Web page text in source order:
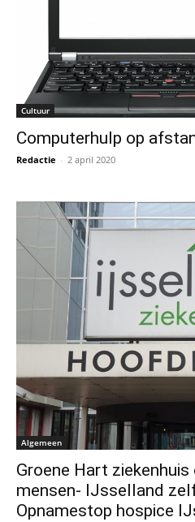
Cultuur
Computerhulp op
Redactie - 2 april 2020
Algemeen
Groene Hart
mensen- IJsselland
Opnamestop hospice